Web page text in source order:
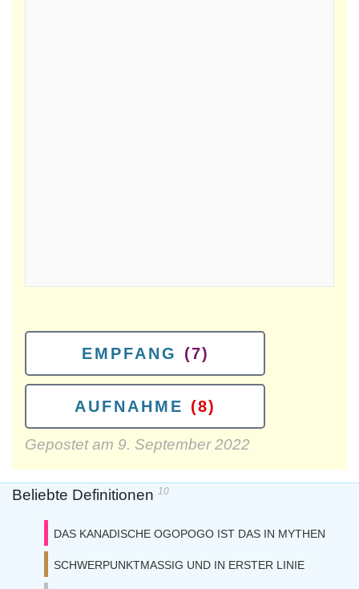
EMPFANG (7)
AUFNAHME (8)
Gepostet am 9. September 2022
Beliebte Definitionen 10
DAS KANADISCHE OGOPOGO IST DAS IN MYTHEN
SCHWERPUNKTMASSIG UND IN ERSTER LINIE